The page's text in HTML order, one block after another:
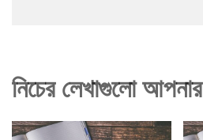
নিচের লেখাগুলো